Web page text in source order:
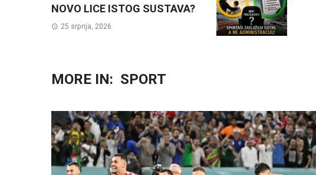
NOVO LICE ISTOG SUSTAVA?
25 srpnja, 2026
MORE IN: SPORT